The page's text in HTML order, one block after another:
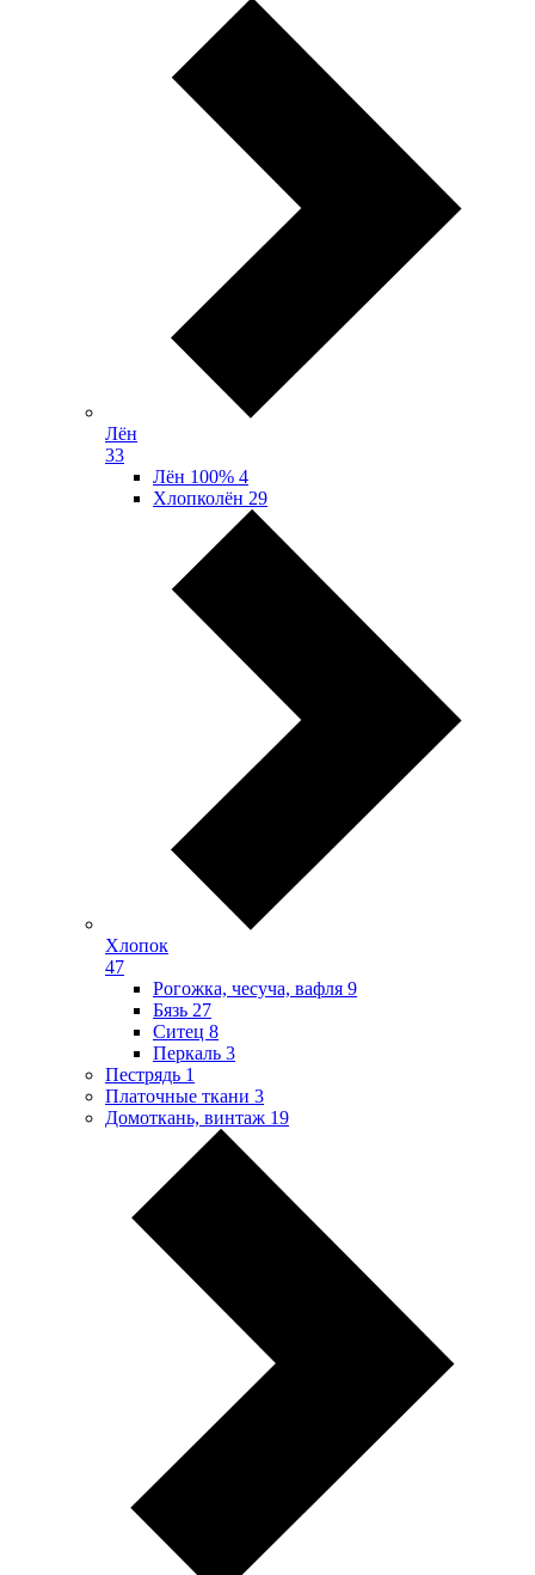
Лён
33
Лён 100% 4
Хлопколён 29
Хлопок
47
Рогожка, чесуча, вафля 9
Бязь 27
Ситец 8
Перкаль 3
Пестрядь 1
Платочные ткани 3
Домоткань, винтаж 19